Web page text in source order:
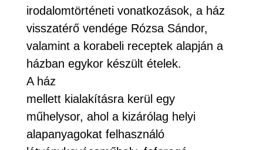
irodalomtörténeti vonatkozások, a ház
visszatérő vendége Rózsa Sándor,
valamint a korabeli receptek alapján a
házban egykor készült ételek.
A ház
mellett kialakításra kerül egy
műhelysor, ahol a kizárólag helyi
alapanyagokat felhasználó